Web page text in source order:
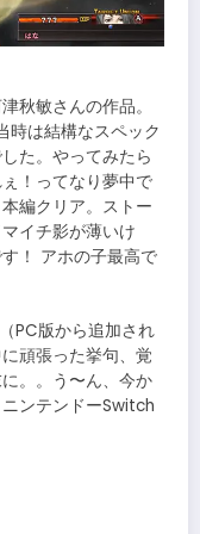
秋敏さんの作品。
時は結構なスペック
た。やってみたら
！ってなり夢中で
編クリア。ストー
イチ影が薄いけ
！ アホの子最高で
PC版から追加され
頑張った挙句、覚
。。う〜ん、今か
ンテンドーSwitch